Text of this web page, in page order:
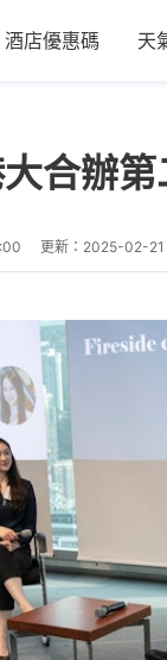
酒店優惠碼 天
合辦
更新： 2025-02-21